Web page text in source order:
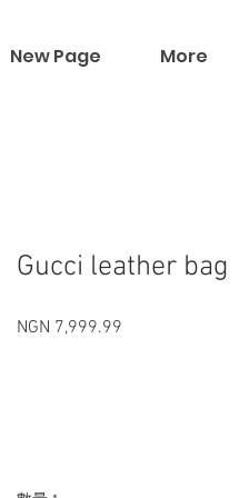
New Page More
Gucci leather bag
NGN 7,999.99